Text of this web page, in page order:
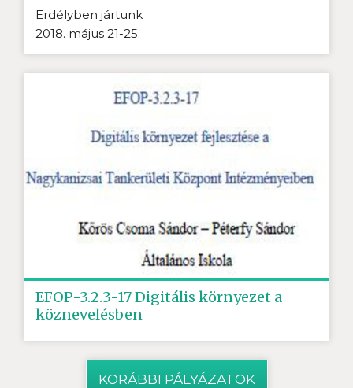
Erdélyben jártunk
2018. május 21-25.
EFOP-3.2.3-17 Digitális környezet a
köznevelésben
KORÁBBI PÁLYÁZATOK